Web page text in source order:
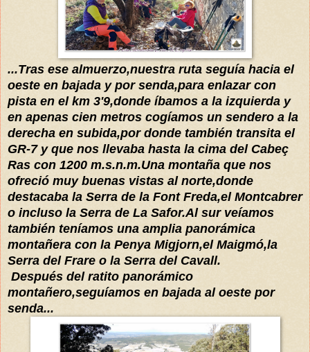
...Tras ese almuerzo,nuestra ruta seguía hacia el
oeste en bajada y por senda,para enlazar con
pista en el km 3'9,donde íbamos a la izquierda y
en apenas cien metros cogíamos un sendero a la
derecha en subida,por donde también transita el
GR-7 y que nos llevaba hasta la cima del Cabeç
Ras con 1200 m.s.n.m.Una montaña que nos
ofreció muy buenas vistas al norte,donde
destacaba la Serra de la Font Freda,el Montcabrer
o incluso la Serra de La Safor.Al sur veíamos
también teníamos una amplia panorámica
montañera con la Penya Migjorn,el Maigmó,la
Serra del Frare o la Serra del Cavall.
Después del ratito panorámico
montañero,seguíamos en bajada al oeste por
senda...